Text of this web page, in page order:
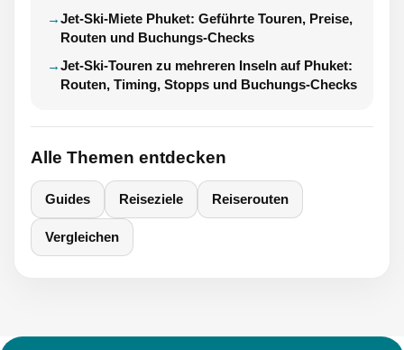
Jet-Ski-Miete Phuket: Geführte Touren, Preise,
Routen und Buchungs-Checks
Jet-Ski-Touren zu mehreren Inseln auf Phuket:
Routen, Timing, Stopps und Buchungs-Checks
Alle Themen entdecken
Guides Reiseziele Reiserouten
Vergleichen